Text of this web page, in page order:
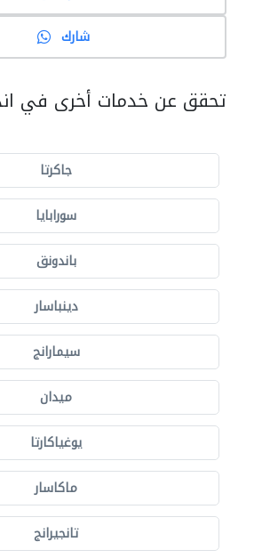
شارك
تحقق عن خدمات أخرى في
جاكرتا
سورابايا
باندونق
دينباسار
سيمارانج
ميدان
يوغياكارتا
ماكاسار
تانجيرانج